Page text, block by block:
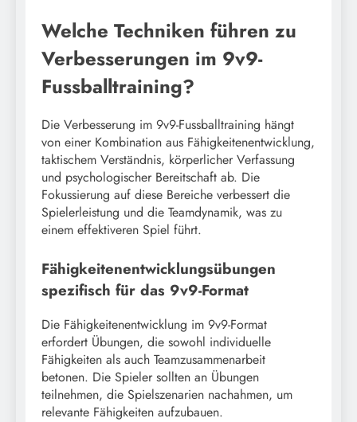
Welche Techniken führen zu
Verbesserungen im 9v9-
Fussballtraining?
Die Verbesserung im 9v9-Fussballtraining hängt
von einer Kombination aus Fähigkeitenentwicklung,
taktischem Verständnis, körperlicher Verfassung
und psychologischer Bereitschaft ab. Die
Fokussierung auf diese Bereiche verbessert die
Spielerleistung und die Teamdynamik, was zu
einem effektiveren Spiel führt.
Fähigkeitenentwicklungsübungen
spezifisch für das 9v9-Format
Die Fähigkeitenentwicklung im 9v9-Format
erfordert Übungen, die sowohl individuelle
Fähigkeiten als auch Teamzusammenarbeit
betonen. Die Spieler sollten an Übungen
teilnehmen, die Spielszenarien nachahmen, um
relevante Fähigkeiten aufzubauen.